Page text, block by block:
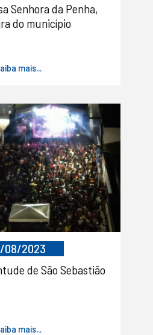
Senhora da Penha,
do município
mais...
08/2023
de São Sebastião
mais...